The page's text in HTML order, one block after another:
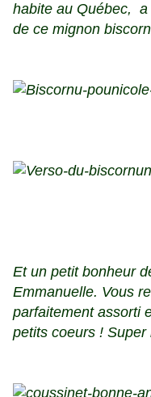
habite au Québec,
de ce mignon
Et un petit bonheur
Emmanuelle. Vous
parfaitement assorti
petits coeurs ! Super